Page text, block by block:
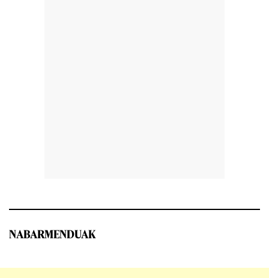
NABARMENDUAK